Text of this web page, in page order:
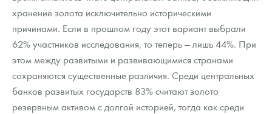
хранение золота исключительно историческими
причинами. Если в прошлом году этот вариант выбрали
62% участников исследования, то теперь — лишь 44%. При
этом между развитыми и развивающимися странами
сохраняются существенные различия. Среди центральных
банков развитых государств 83% считают золото
резервным активом с долгой историей, тогда как среди